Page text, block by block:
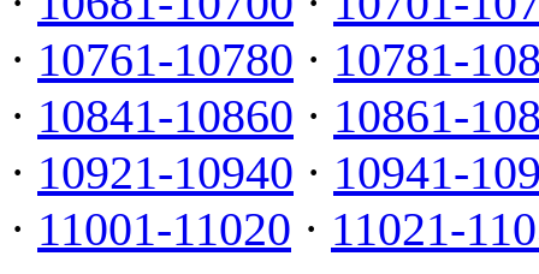
· 10761-10780 · 10781-
· 10841-10860 · 10861-
· 10921-10940 · 10941-
· 11001-11020 · 11021-